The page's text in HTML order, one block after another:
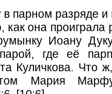
в парном разряде
она проиграла
Иоану
где её
Куличкова. Что
Мария